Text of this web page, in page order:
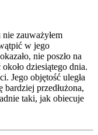
zauważyłem
w jego
nie poszło na
dziesiątego dnia.
Jego objętość uległa
bardziej przedłużona,
taki, jak obiecuje